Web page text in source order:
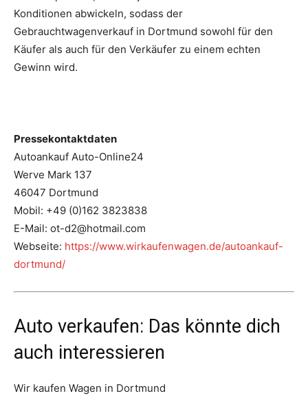
Konditionen abwickeln, sodass der
Gebrauchtwagenverkauf in Dortmund sowohl für den
Käufer als auch für den Verkäufer zu einem echten
Gewinn wird.
Pressekontaktdaten
Autoankauf Auto-Online24
Werve Mark 137
46047 Dortmund
Mobil: +49 (0)162 3823838
E-Mail: ot-d2@hotmail.com
Webseite: https://www.wirkaufenwagen.de/autoankauf-
dortmund/
Auto verkaufen: Das könnte dich
auch interessieren
Wir kaufen Wagen in Dortmund